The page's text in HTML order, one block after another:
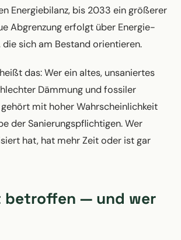
Energiebilanz, bis 2033 ein größerer
Abgrenzung erfolgt über Energie-
die sich am Bestand orientieren.
das: Wer ein altes, unsaniertes
Dämmung und fossiler
mit hoher Wahrscheinlichkeit
der Sanierungspflichtigen. Wer
hat, hat mehr Zeit oder ist gar
betroffen — und wer